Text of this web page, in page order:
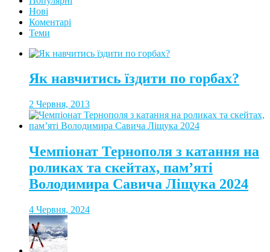
Нові
Коментарі
Теми
Як навчитись їздити по горбах?
2 Червня, 2013
Чемпіонат Тернополя з катання на
роликах та скейтах, пам’яті
Володимира Савича Ліщука 2024
4 Червня, 2024